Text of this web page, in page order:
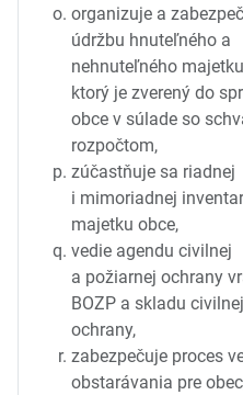
organizuje a
údržbu hnuteľného a
nehnuteľného
ktorý je zverený do
obce v súlade so
rozpočtom,
zúčastňuje sa riadnej
i mimoriadnej
majetku obce,
vedie agendu civilnej
a požiarnej ochrany
BOZP a skladu civilnej
ochrany,
zabezpečuje proces
obstarávania pre